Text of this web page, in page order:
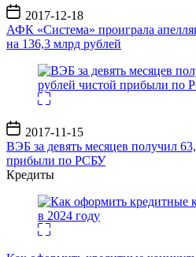
Дата
записи
2017-12-18
АФК «Система» проиграла
на 136,3 млрд рублей
Дата
записи
2017-11-15
ВЭБ за девять месяцев получил
прибыли по РСБУ
Кредиты